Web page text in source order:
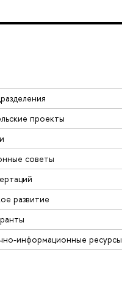
проекты
советы
развитие
информационные ресурсы